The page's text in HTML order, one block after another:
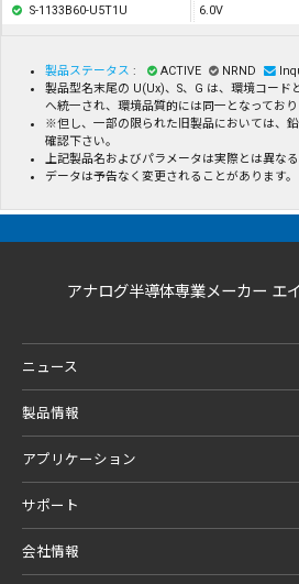
S-1133B60-U5T1U
6.0V
製品ステータス : ACTIVE NRND
製品型名末尾の U(Ux)、S、G は、環境コー
へ統一され、環境品質的には同一となっており
※但し、一部の限られた旧製品においては、
確認下さい。
上記製品名およびパラメータは実際とは異な
データは予告なく変更されることがあります。
アナログ半導体専業メーカー エ
ニュース
製品情報
アプリケーション
サポート
会社情報